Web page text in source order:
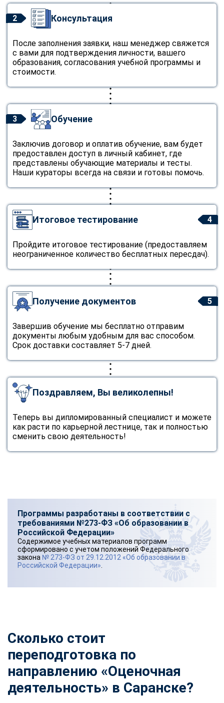
2 Консультация
После заполнения заявки, наш менеджер свяжется
с вами для подтверждения личности, вашего
образования, согласования учебной программы и
стоимости.
3 Обучение
Заключив договор и оплатив обучение, вам будет
предоставлен доступ в личный кабинет, где
представлены обучающие материалы и тесты.
Наши кураторы всегда на связи и готовы помочь.
4
Итоговое тестирование
Пройдите итоговое тестирование (предоставляем
неограниченное количество бесплатных пересдач).
5
Получение документов
Завершив обучение мы бесплатно отправим
документы любым удобным для вас способом.
Срок доставки составляет 5-7 дней.
Поздравляем, Вы великолепны!
Теперь вы дипломированный специалист и можете
как расти по карьерной лестнице, так и полностью
сменить свою деятельность!
Программы разработаны в соответствии с
требованиями №273-ФЗ «Об образовании в
Российской Федерации»
Содержимое учебных материалов программ
сформировано с учетом положений Федерального
закона № 273-ФЗ от 29.12.2012 «Об образовании в
Российской Федерации»
Сколько стоит
переподготовка по
направлению «Оценочная
деятельность» в Саранске?